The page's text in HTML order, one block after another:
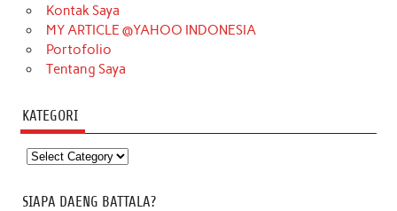
Kontak Saya
MY ARTICLE @YAHOO INDONESIA
Portofolio
Tentang Saya
KATEGORI
Kategori
SIAPA DAENG BATTALA?